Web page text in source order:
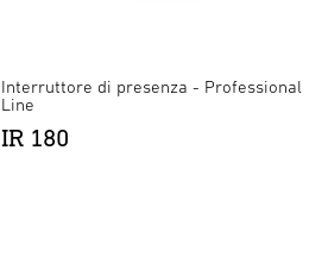
Interruttore di presenza - Professional
Line
IR 180